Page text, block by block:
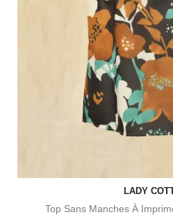
LADY
Top Sans Manches À